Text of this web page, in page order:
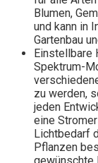
Blumen,
und kann in
Gartenbau
Einstellbare
Spektrum-
zu werden,
jeden
eine
Lichtbedarf
Pflanzen